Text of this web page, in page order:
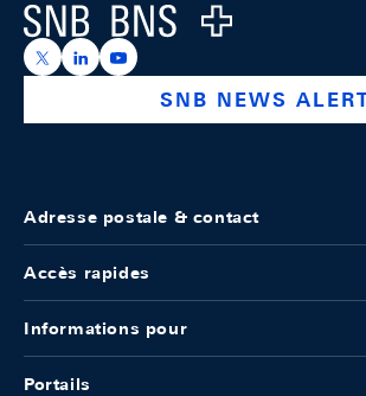
Logo
https://x.com/snb_bns
https://ch.linkedin.com/
https://www.youtube.com/
SNB NEWS
Adresse postale & contact
Accès rapides
Informations pour
Portails